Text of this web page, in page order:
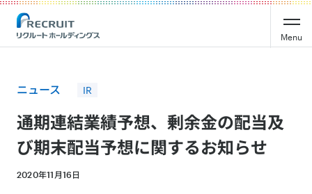
Recruit Holdings
Menu
ニュース IR
通期連結業績予想、剰余金の配当及
び期末配当予想に関するお知らせ
2020年11月16日